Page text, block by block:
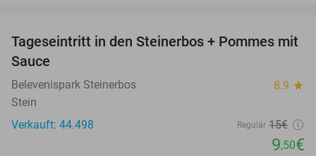
37%
Tageseintritt in den Steinerbos + Pommes mit
Sauce
Belevenispark Steinerbos 8.9 star
Stein
Verkauft: 44.498
Regulär 15€
9,50€